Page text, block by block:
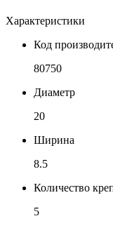
Характеристики
Код
80750
Диаметр
20
Ширина
8.5
Количество
5